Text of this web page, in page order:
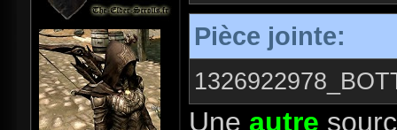
Pièce jointe:
Une autre